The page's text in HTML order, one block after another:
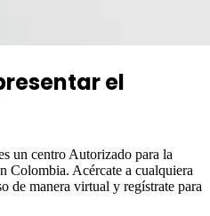
el
un centro Autorizado para la
Colombia. Acércate a cualquiera
de manera virtual y regístrate para